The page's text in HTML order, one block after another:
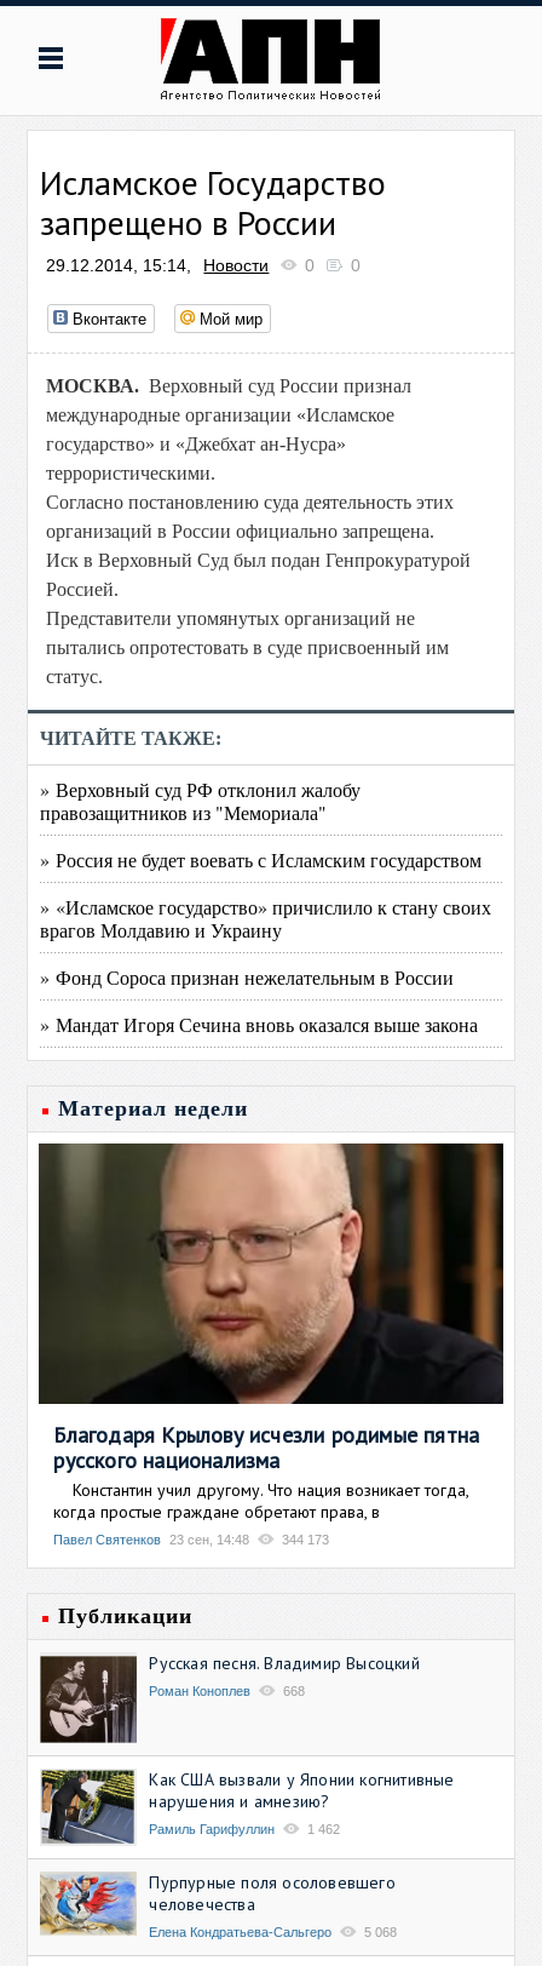
Исламское Государство
запрещено в России
29.12.2014, 15:14, Новости 0 0
Вконтакте Мой мир
МОСКВА.Верховный суд России признал
международные организации «Исламское
государство» и «Джебхат ан-Нусра»
террористическими.
Согласно постановлению суда деятельность этих
организаций в России официально запрещена.
Иск в Верховный Суд был подан Генпрокуратурой
Россией.
Представители упомянутых организаций не
пытались опротестовать в суде присвоенный им
статус.
ЧИТАЙТЕ ТАКЖЕ:
» Верховный суд РФ отклонил жалобу
правозащитников из "Мемориала"
» Россия не будет воевать с Исламским государством
» «Исламское государство» причислило к стану своих
врагов Молдавию и Украину
» Фонд Сороса признан нежелательным в России
» Мандат Игоря Сечина вновь оказался выше закона
Материал недели
Благодаря Крылову исчезли родимые пятна
русского национализма
Константин учил другому. Что нация возникает тогда,
когда простые граждане обретают права, в
Павел Святенков 23 сен, 14:48 344 173
Публикации
Русская песня. Владимир Высоцкий
Роман Коноплев 668
Как США вызвали у Японии когнитивные
нарушения и амнезию?
Рамиль Гарифуллин 1 462
Пурпурные поля осоловевшего
человечества
Елена Кондратьева-Сальгеро 5 068